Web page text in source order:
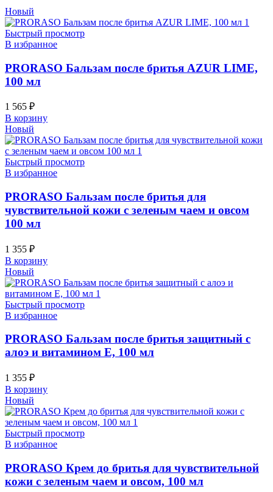
Новый
Быстрый просмотр
В избранное
PRORASO Бальзам после бритья AZUR LIME,
100 мл
1 565 ₽
В корзину
Новый
Быстрый просмотр
В избранное
PRORASO Бальзам после бритья для
чувствительной кожи с зеленым чаем и овсом
100 мл
1 355 ₽
В корзину
Новый
Быстрый просмотр
В избранное
PRORASO Бальзам после бритья защитный с
алоэ и витамином Е, 100 мл
1 355 ₽
В корзину
Новый
Быстрый просмотр
В избранное
PRORASO Крем до бритья для чувствительной
кожи с зеленым чаем и овсом, 100 мл